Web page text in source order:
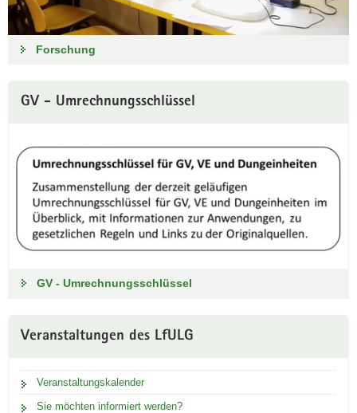
Forschung
GV - Umrechnungsschlüssel
GV - Umrechnungsschlüssel
Veranstaltungen des LfULG
Veranstaltungskalender
Sie möchten informiert werden?